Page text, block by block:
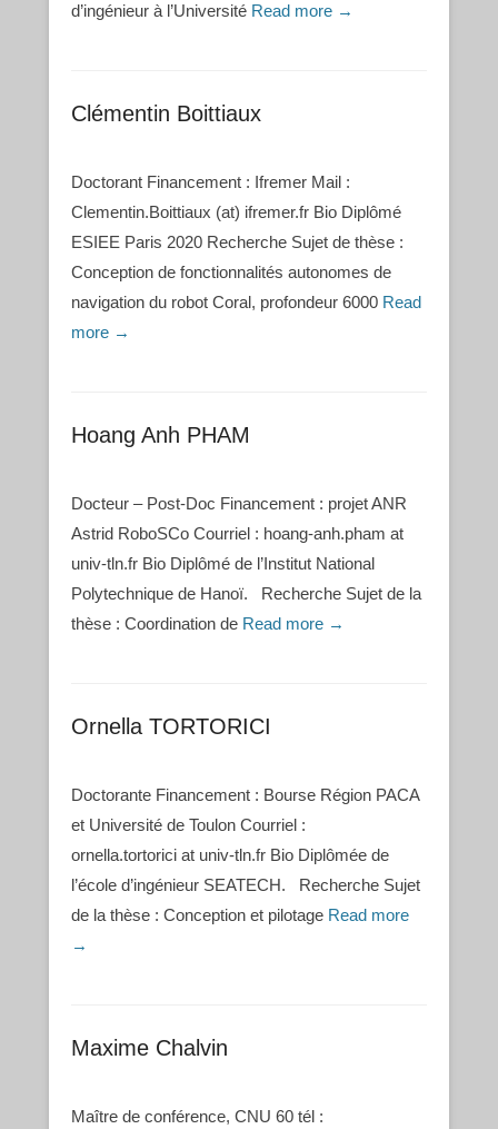
d’ingénieur à l’Université Read more →
Clémentin Boittiaux
Doctorant Financement : Ifremer Mail :
Clementin.Boittiaux (at) ifremer.fr Bio Diplômé
ESIEE Paris 2020 Recherche Sujet de thèse :
Conception de fonctionnalités autonomes de
navigation du robot Coral, profondeur 6000 Read
more →
Hoang Anh PHAM
Docteur – Post-Doc Financement : projet ANR
Astrid RoboSCo Courriel : hoang-anh.pham at
univ-tln.fr Bio Diplômé de l’Institut National
Polytechnique de Hanoï. Recherche Sujet de la
thèse : Coordination de Read more →
Ornella TORTORICI
Doctorante Financement : Bourse Région PACA
et Université de Toulon Courriel :
ornella.tortorici at univ-tln.fr Bio Diplômée de
l’école d’ingénieur SEATECH. Recherche Sujet
de la thèse : Conception et pilotage Read more
→
Maxime Chalvin
Maître de conférence, CNU 60 tél :